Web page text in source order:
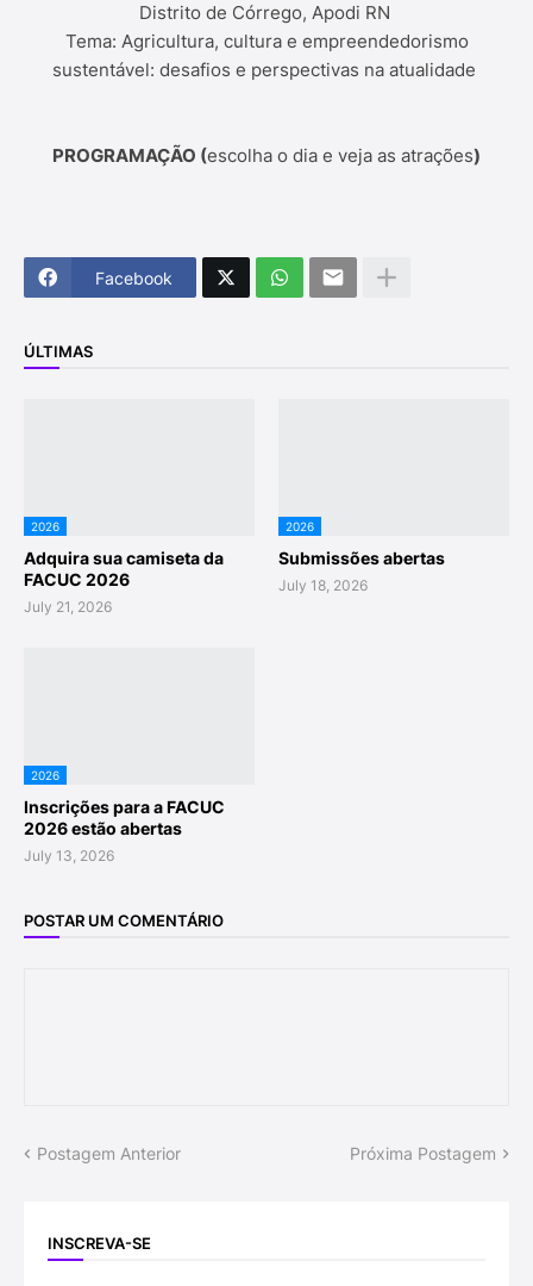
Distrito de Córrego, Apodi RN
Tema: Agricultura, cultura e empreendedorismo
sustentável: desafios e perspectivas na atualidade
PROGRAMAÇÃO (escolha o dia e veja as atrações)
Facebook
ÚLTIMAS
2026
Adquira sua camiseta da
FACUC 2026
July 21, 2026
2026
Submissões abertas
July 18, 2026
2026
Inscrições para a FACUC
2026 estão abertas
July 13, 2026
POSTAR UM COMENTÁRIO
Postagem Anterior Próxima Postagem
INSCREVA-SE